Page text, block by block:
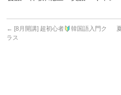
← [8月開講] 超初心者
韓国語入門ク
ラス